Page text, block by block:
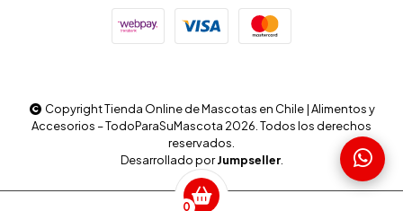
0
Copyright Tienda Online de Mascotas en Chile | Alimentos y
Accesorios – TodoParaSuMascota 2026. Todos los derechos
reservados.
Desarrollado porJumpseller.